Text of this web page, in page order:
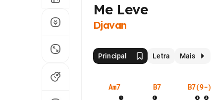
Me Leve
Djavan
Principal Letra Mais
Am7 B7 B7(9-)